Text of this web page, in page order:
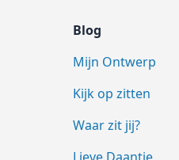
Blog
Mijn Ontwerp
Kijk op zitten
Waar zit jij?